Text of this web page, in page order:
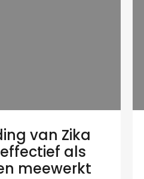
van Zika
als
meewerkt